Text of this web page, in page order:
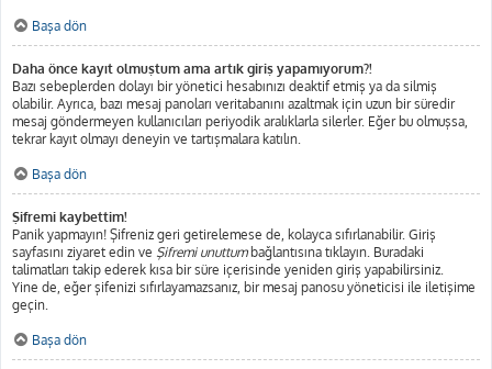
Başa dön
Daha önce kayıt olmuştum ama artık giriş yapamıyorum?!
Bazı sebeplerden dolayı bir yönetici hesabınızı deaktif etmiş ya da silmiş
olabilir. Ayrıca, bazı mesaj panoları veritabanını azaltmak için uzun bir süredir
mesaj göndermeyen kullanıcıları periyodik aralıklarla silerler. Eğer bu olmuşsa,
tekrar kayıt olmayı deneyin ve tartışmalara katılın.
Başa dön
Şifremi kaybettim!
Panik yapmayın! Şifreniz geri getirelemese de, kolayca sıfırlanabilir. Giriş
sayfasını ziyaret edin ve Şifremi unuttumbağlantısına tıklayın. Buradaki
talimatları takip ederek kısa bir süre içerisinde yeniden giriş yapabilirsiniz.
Yine de, eğer şifenizi sıfırlayamazsanız, bir mesaj panosu yöneticisi ile iletişime
geçin.
Başa dön